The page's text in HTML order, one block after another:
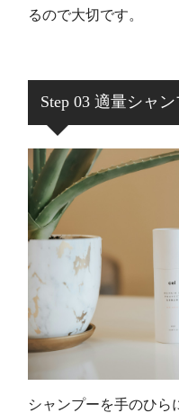
るので大切です。
Step 03 適量シャ
シャンプーを手のひら